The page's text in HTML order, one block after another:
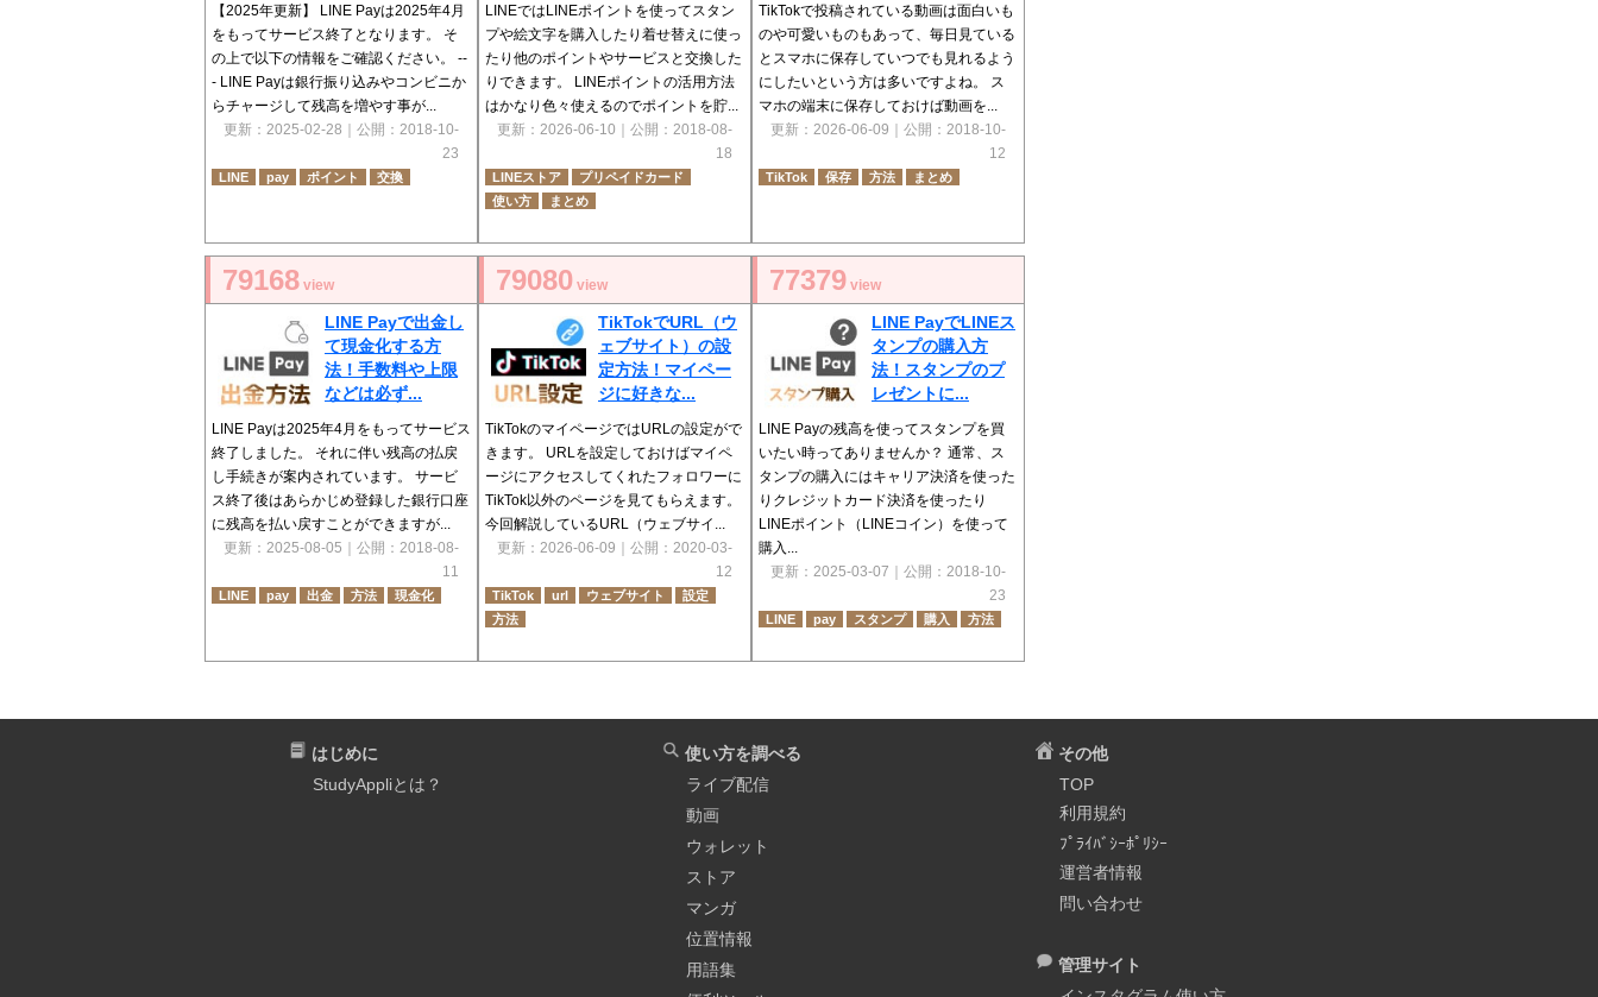
【2025年更新】 LINE Payは2025年4月
をもってサービス終了となります。 そ
の上で以下の情報をご確認ください。 --
- LINE Payは銀行振り込みやコンビニか
らチャージして残高を増やす事が...
更新： 2025-02-28 ｜公開： 2018-10-
23
LINE pay ポイント 交換
LINEではLINEポイントを使ってスタン
プや絵文字を購入したり着せ替えに使っ
たり他のポイントやサービスと交換した
りできます。 LINEポイントの活用方法
はかなり色々使えるのでポイントを貯...
更新： 2026-06-10 ｜公開： 2018-08-
18
LINEストア
プリペイドカード
使い方
まとめ
TikTokで投稿されている動画は面白いも
のや可愛いものもあって、毎日見ている
とスマホに保存していつでも見れるよう
にしたいという方は多いですよね。 ス
マホの端末に保存しておけば動画を...
更新： 2026-06-09 ｜公開： 2018-10-
12
TikTok 保存 方法 まとめ
79168 view
LINE Payで出金し
て現金化する方
法！手数料や上限
などは必ず...
LINE Payは2025年4月をもってサービス
終了しました。 それに伴い残高の払戻
し手続きが案内されています。 サービ
ス終了後はあらかじめ登録した銀行口座
に残高を払い戻すことができますが...
更新： 2025-08-05 ｜公開： 2018-08-
11
LINE pay 出金 方法 現金化
79080 view
TikTokでURL（ウ
ェブサイト）の設
定方法！マイペー
ジに好きな...
TikTokのマイページではURLの設定がで
きます。 URLを設定しておけばマイペ
ージにアクセスしてくれたフォロワーに
TikTok以外のページを見てもらえます。
今回解説しているURL（ウェブサイ...
更新： 2026-06-09 ｜公開： 2020-03-
12
TikTok url ウェブサイト
設定
方法
77379 view
LINE PayでLINEス
タンプの購入方
法！スタンプのプ
レゼントに...
LINE Payの残高を使ってスタンプを買
いたい時ってありませんか？ 通常、ス
タンプの購入にはキャリア決済を使った
りクレジットカード決済を使ったり
LINEポイント（LINEコイン）を使って
購入...
更新： 2025-03-07 ｜公開： 2018-10-
23
LINE pay スタンプ 購入 方法
はじめに
StudyAppliとは？
使い方を調べる
ライブ配信
動画
ウォレット
ストア
マンガ
位置情報
用語集
その他
TOP
利用規約
ﾌﾟﾗｲﾊﾞｼｰﾎﾟﾘｼｰ
運営者情報
問い合わせ
管理サイト